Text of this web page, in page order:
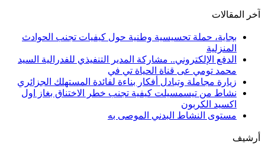
آخر المقالات
بجاية، حملة تحسيسية وطنية حول كيفيات تجنب الحوادث
المنزلية
الدفع الإلكتروني.. مشاركة المدير التنفيذي للفدرالية السيد
محمد تومي عى قناة الحياة تي في
زيارة مجاملة وتبادل أفكار بناءة لفائدة المستهلك الجزائري
نشاط من تيسمسيلت كيفية تجنب خطر الاختناق بغاز اول
اكسيد الكربون
مستوى النشاط البدني الموصى به
أرشيف